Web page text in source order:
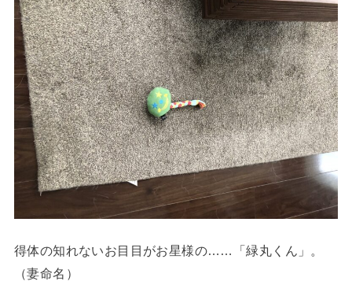
得体の知れないお目目がお星様の……「緑丸くん」。
（妻命名）